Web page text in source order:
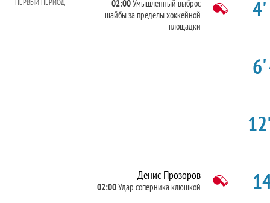
ПЕРВЫЙ ПЕРИОД 02:00Умышленный выброс
шайбы за пределы хоккейной
площадки
Денис Прозоров
02:00Удар соперника клюшкой